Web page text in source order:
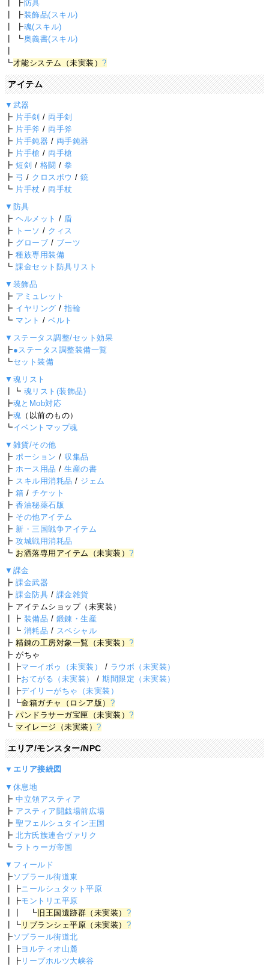
┃ ┣ 防具
┃ ┣装飾品(スキル)
┃ ┣魂(スキル)
┃ ┗奥義書(スキル)
┗才能システム（未実装）?
アイテム
▼武器
┣ 片手剣 / 両手剣
┣ 片手斧 / 両手斧
┣ 片手鈍器 / 両手鈍器
┣ 片手槍 / 両手槍
┣短剣 / 格闘 /拳
┣ 弓 / クロスボウ /銃
┗ 片手杖 / 両手杖
▼防具
┣ヘルメット / 盾
┣ トーソ / クィス
┣ グローブ / ブーツ
┣種族専用装備
┗課金セット防具リスト
▼装飾品
┣ アミュレット
┣ イヤリング /指輪
┗ マント /ベルト
▼ステータス調整/セット効果
┣●ステータス調整装備一覧
┗セット装備
▼魂リスト
┃┗ 魂リスト(装飾品)
┣魂とMob対応
┣魂 （以前のもの）
┗イベントマップ魂
▼雑貨/その他
┣ポーション / 収集品
┣ホース用品 /生産の書
┣ スキル用消耗品 / ジェム
┣箱 /チケット
┣香油秘薬石版
┣ その他アイテム
┣ 新・三国戦争アイテム
┣攻城戦用消耗品
┗ お洒落専用アイテム（未実装）?
▼課金
┣課金武器
┣課金防具 / 課金雑貨
┣ アイテムショップ（未実装）
┃┣ 装備品 / 鍛錬・生産
┃┗ 消耗品 / スペシャル
┣精錬の工房対象一覧（未実装）?
┣ がちゃ
┃┣マーイボゥ（未実装） / ラウボ（未実装）
┃┣おてがる（未実装） /期間限定（未実装）
┃┣デイリーがちゃ（未実装）
┃┗金箱ガチャ（ロシア版） ?
┣パンドラサーガ宝匣（未実装）?
┗ マイレージ（未実装）?
エリア/モンスター/NPC
▼エリア接続図
▼休息地
┣中立領アスティア
┣ アスティア闘戯場前広場
┣聖フェルシュタイン王国
┣北方氏族連合ヴァリク
┗ ラトゥーガ帝国
▼フィールド
┣ ソプラール街道東
┃┣ニールシュタット平原
┃┣モントリエ平原
┃┃ ┗旧王国遺跡群（未実装） ?
┃┗ リブランシェ平原（未実装） ?
┣ ソプラール街道北
┃┣ヨルティオ山麓
┃┣ リープホルツ大峡谷